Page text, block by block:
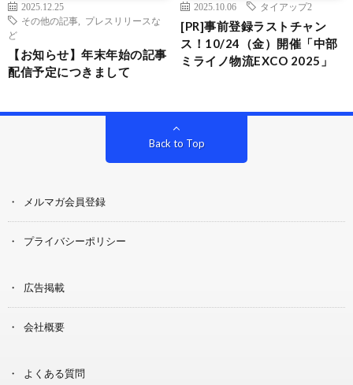
2025.12.25
その他の記事
プレスリリースな
ど
【お知らせ】年末年始の記事
配信予定につきまして
2025.10.06 タイアップ2
[PR]事前登録ラストチャン
ス！10/24（金）開催「中部
ミライノ物流EXCO 2025」
Back to Top
メルマガ会員登録
プライバシーポリシー
広告掲載
会社概要
よくある質問